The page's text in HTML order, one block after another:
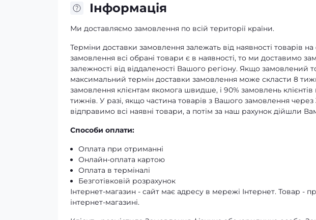
Iнформація
Ми доставляємо замовлення по всій території країни.
Терміни доставки замовлення залежать від наявності товарів
замовлення всі обрані товари є в наявності, то ми доставимо
залежності від віддаленості Вашого регіону. Якщо замовлений
максимальний термін доставки замовлення може скласти 8
замовлення клієнтам якомога швидше, і 90% замовлень
тижнів. У разі, якщо частина товарів з Вашого замовлення
відправимо всі наявні товари, а потім за наш рахунок дійшли
Способи оплати:
Оплата при отриманні
Онлайн-оплата картою
Оплата в терміналі
Безготівковій розрахунок
Інтернет-магазин - сайт має адресу в мережі Інтернет. Товар -
інтернет-магазині.